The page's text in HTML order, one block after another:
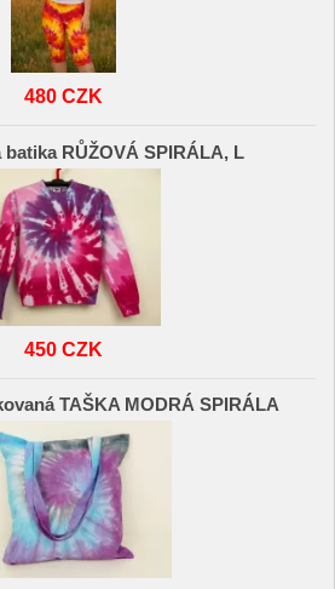
480 CZK
batika RŮŽOVÁ SPIRÁLA, L
450 CZK
TAŠKA MODRÁ SPIRÁLA